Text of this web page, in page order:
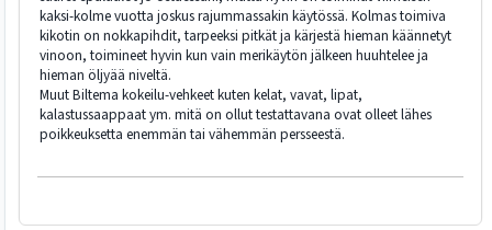
kaksi-kolme vuotta joskus rajummassakin käytössä. Kolmas toimiva
kikotin on nokkapihdit, tarpeeksi pitkät ja kärjestä hieman käännetyt
vinoon, toimineet hyvin kun vain merikäytön jälkeen huuhtelee ja
hieman öljyää niveltä.
Muut Biltema kokeilu-vehkeet kuten kelat, vavat, lipat,
kalastussaappaat ym. mitä on ollut testattavana ovat olleet lähes
poikkeuksetta enemmän tai vähemmän persseestä.